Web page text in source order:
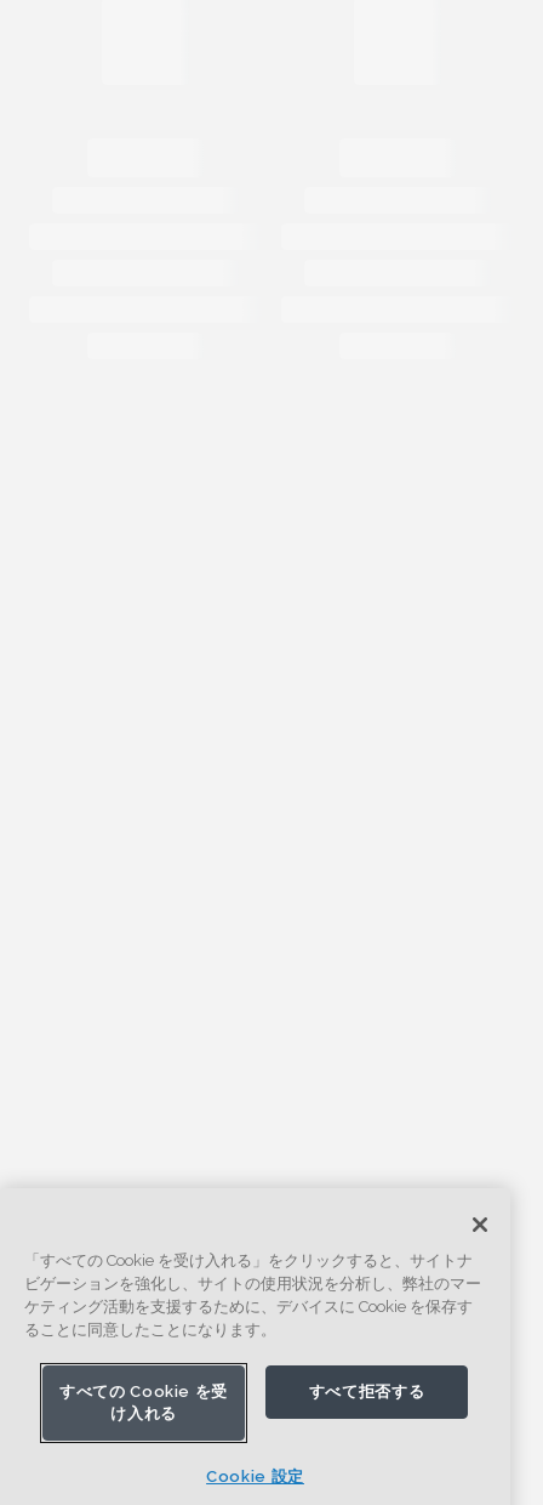
「すべての Cookie を受け入れる」をクリックすると、サイトナ
ビゲーションを強化し、サイトの使用状況を分析し、弊社のマー
ケティング活動を支援するために、デバイスに Cookie を保存す
ることに同意したことになります。
すべての Cookie を受
け入れる
すべて拒否する
Cookie 設定